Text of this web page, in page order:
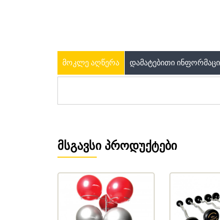
ᲛᲝᲙᲚᲔ ᲐᲦᲬᲔᲠᲐ ᲓᲐᲛᲐᲢᲔᲑᲘᲗᲘ
ᲛᲡᲒᲐᲕᲡᲘ ᲞᲠᲝᲓᲣᲥᲢᲔᲑᲘ